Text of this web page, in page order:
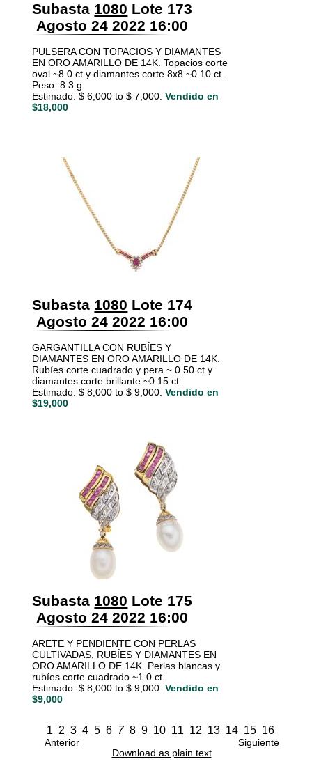
Subasta 1080 Lote 173
Agosto 24 2022 16:00
PULSERA CON TOPACIOS Y DIAMANTES
EN ORO AMARILLO DE 14K. Topacios corte
oval ~8.0 ct y diamantes corte 8x8 ~0.10 ct.
Peso: 8.3 g
Estimado: $ 6,000 to $ 7,000. Vendido en
$18,000
Subasta 1080 Lote 174
Agosto 24 2022 16:00
GARGANTILLA CON RUBÍES Y
DIAMANTES EN ORO AMARILLO DE 14K.
Rubíes corte cuadrado y pera ~ 0.50 ct y
diamantes corte brillante ~0.15 ct
Estimado: $ 8,000 to $ 9,000. Vendido en
$19,000
Subasta 1080 Lote 175
Agosto 24 2022 16:00
ARETE Y PENDIENTE CON PERLAS
CULTIVADAS, RUBÍES Y DIAMANTES EN
ORO AMARILLO DE 14K. Perlas blancas y
rubíes corte cuadrado ~1.0 ct
Estimado: $ 8,000 to $ 9,000. Vendido en
$9,000
1 2 3 4 5 6 7 8 9 10 11 12 13 14 15 16
Anterior
Siguiente
Download as plain text